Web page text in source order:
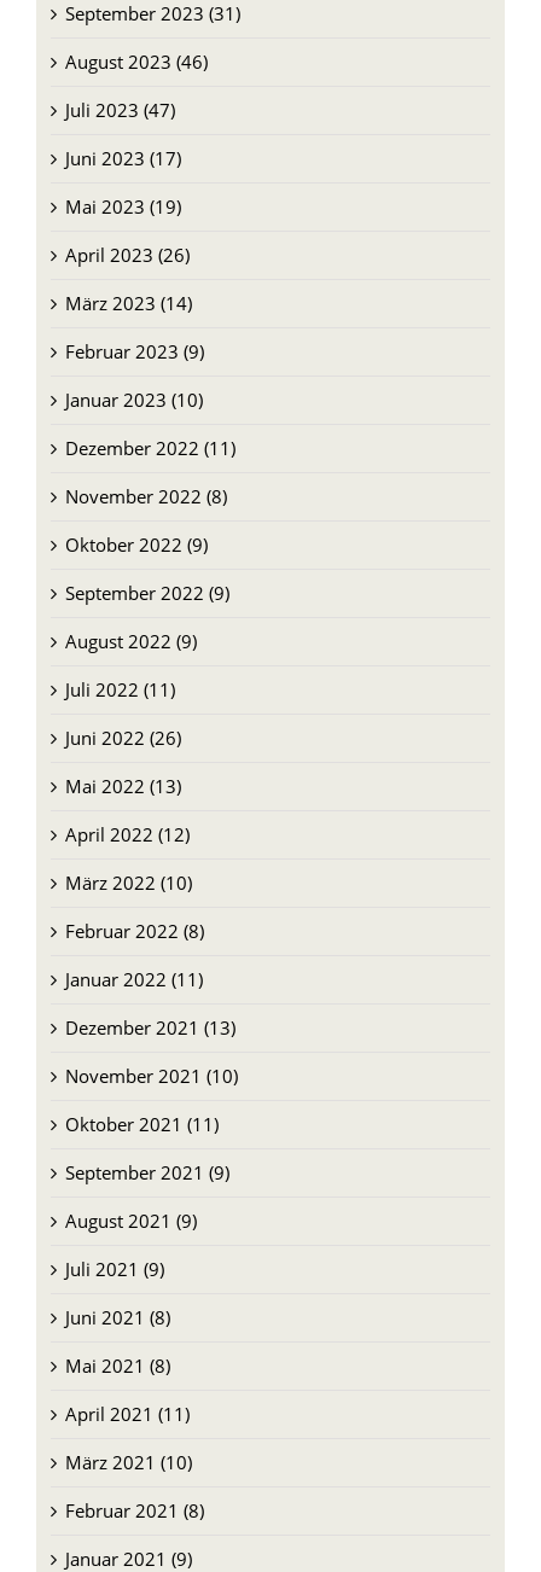
September 2023 (31)
August 2023 (46)
Juli 2023 (47)
Juni 2023 (17)
Mai 2023 (19)
April 2023 (26)
März 2023 (14)
Februar 2023 (9)
Januar 2023 (10)
Dezember 2022 (11)
November 2022 (8)
Oktober 2022 (9)
September 2022 (9)
August 2022 (9)
Juli 2022 (11)
Juni 2022 (26)
Mai 2022 (13)
April 2022 (12)
März 2022 (10)
Februar 2022 (8)
Januar 2022 (11)
Dezember 2021 (13)
November 2021 (10)
Oktober 2021 (11)
September 2021 (9)
August 2021 (9)
Juli 2021 (9)
Juni 2021 (8)
Mai 2021 (8)
April 2021 (11)
März 2021 (10)
Februar 2021 (8)
Januar 2021 (9)